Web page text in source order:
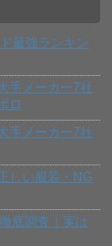
最強ランキン
手メーカー7社
ロ
手メーカー7社
しい服装・NG
底調査｜実は